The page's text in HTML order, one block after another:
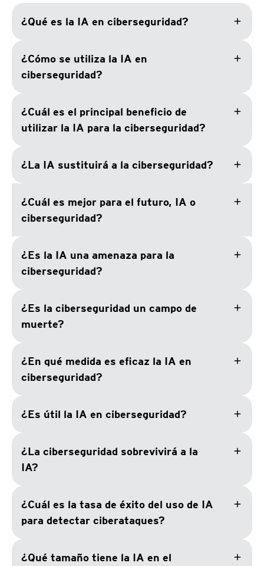
¿Qué es la IA en ciberseguridad? add
¿Cómo se utiliza la IA en
ciberseguridad?
add
¿Cuál es el principal beneficio de
utilizar la IA para la ciberseguridad?
add
¿La IA sustituirá a la ciberseguridad? add
¿Cuál es mejor para el futuro, IA o
ciberseguridad?
add
¿Es la IA una amenaza para la
ciberseguridad?
add
¿Es la ciberseguridad un campo de
muerte?
add
¿En qué medida es eficaz la IA en
ciberseguridad?
add
¿Es útil la IA en ciberseguridad? add
¿La ciberseguridad sobrevivirá a la
IA?
add
¿Cuál es la tasa de éxito del uso de IA
para detectar ciberataques?
add
¿Qué tamaño tiene la IA en el add